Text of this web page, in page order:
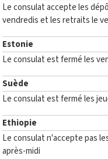
Le consulat accepte les
vendredis et les retraits le
Estonie
Le consulat est fermé les
Suède
Le consulat est fermé les
Ethiopie
Le consulat n'accepte pas
après-midi